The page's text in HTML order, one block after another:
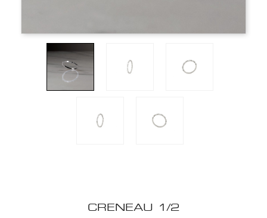
CRENEAU 1/2